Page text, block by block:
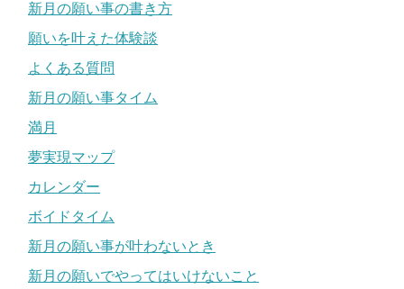
新月の願い事の書き方
願いを叶えた体験談
よくある質問
新月の願い事タイム
満月
夢実現マップ
カレンダー
ボイドタイム
新月の願い事が叶わないとき
新月の願いでやってはいけないこと